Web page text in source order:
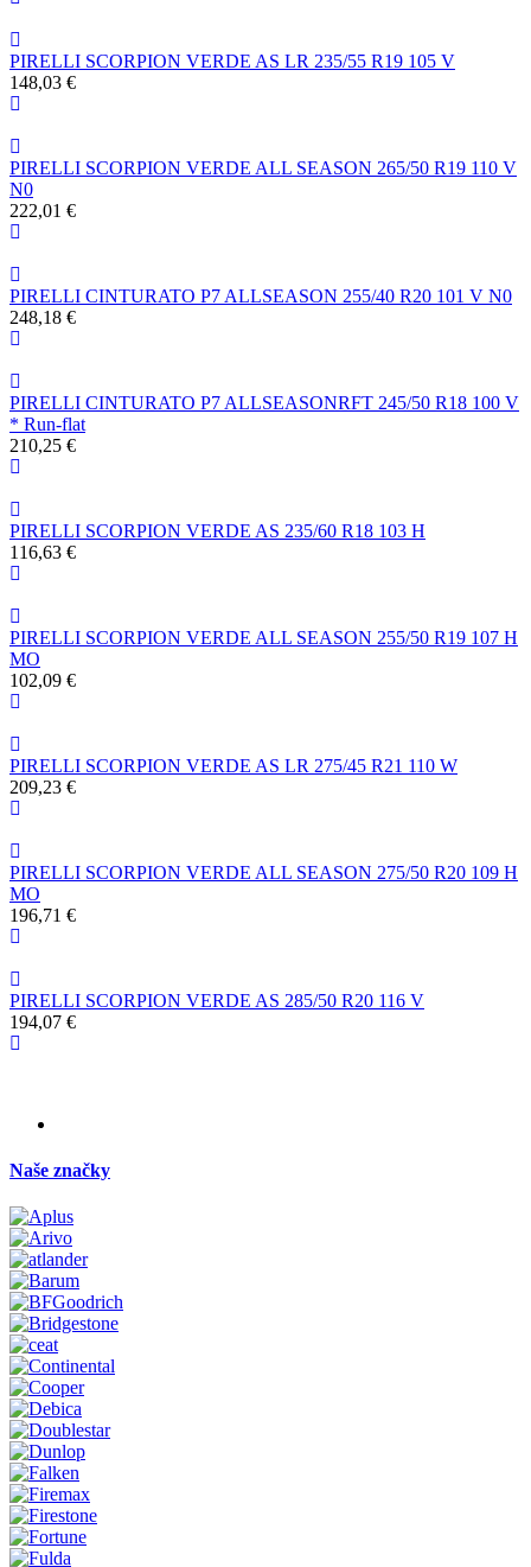
PIRELLI SCORPION VERDE AS LR 235/55 R19 105 V
148,03 €
PIRELLI SCORPION VERDE ALL SEASON 265/50 R19 110 V
N0
222,01 €
PIRELLI CINTURATO P7 ALLSEASON 255/40 R20 101 V N0
248,18 €
PIRELLI CINTURATO P7 ALLSEASONRFT 245/50 R18 100 V
* Run-flat
210,25 €
PIRELLI SCORPION VERDE AS 235/60 R18 103 H
116,63 €
PIRELLI SCORPION VERDE ALL SEASON 255/50 R19 107 H
MO
102,09 €
PIRELLI SCORPION VERDE AS LR 275/45 R21 110 W
209,23 €
PIRELLI SCORPION VERDE ALL SEASON 275/50 R20 109 H
MO
196,71 €
PIRELLI SCORPION VERDE AS 285/50 R20 116 V
194,07 €
Naše značky